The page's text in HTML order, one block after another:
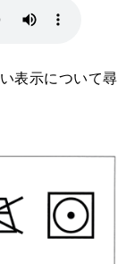
表示について尋